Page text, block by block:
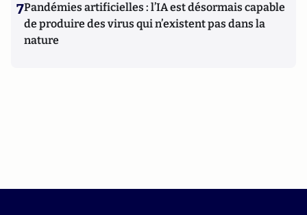
7Pandémies artificielles : l’IA est désormais capable
de produire des virus qui n’existent pas dans la
nature